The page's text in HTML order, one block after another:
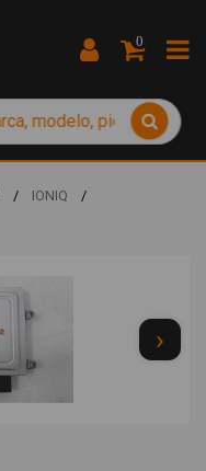
0
/ IONIQ
/
›